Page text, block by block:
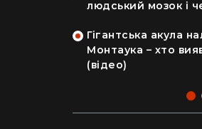
людський мозок і
Гігантська акула
Монтаука – хто
(відео)